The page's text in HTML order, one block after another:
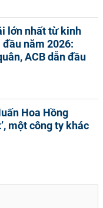
lớn nhất từ kinh
năm 2026:
ACB dẫn đầu
Hoa Hồng
một công ty khác